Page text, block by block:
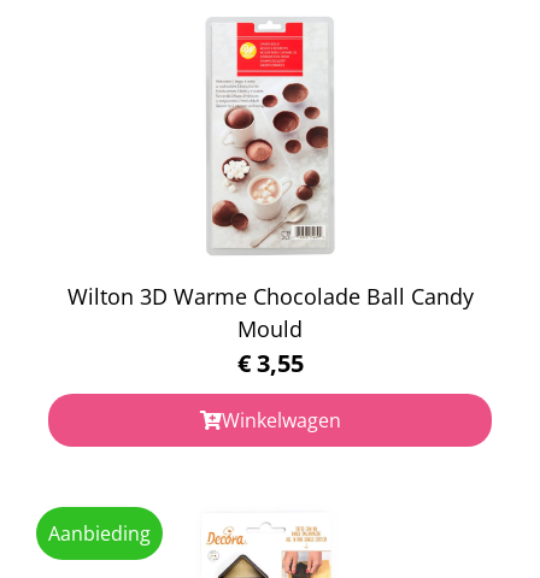
Wilton 3D Warme Chocolade Ball Candy
Mould
€3,55
Winkelwagen
Aanbieding